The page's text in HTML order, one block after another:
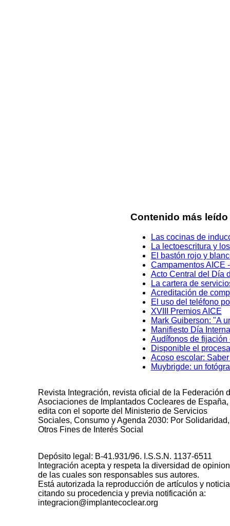
Contenido más leído
Las cocinas de
La lectoescritura y
El bastón rojo y
Campamentos AICE
Acto Central del Día
La cartera de
Acreditación de
El uso del teléfono
XVIII Premios AICE
Mark Guiberson: "A
Manifiesto Día
Audífonos de fijación
Disponible el
Acoso escolar:
Muybrigde: un
Revista Integración, revista oficial de la Federación
Asociaciones de Implantados Cocleares de España,
edita con el soporte del Ministerio de Servicios
Sociales, Consumo y Agenda 2030: Por Solidaridad,
Otros Fines de Interés Social
Depósito legal: B-41.931/96. I.S.S.N. 1137-6511
Integración acepta y respeta la diversidad de
de las cuales son responsables sus autores.
Está autorizada la reproducción de artículos y
citando su procedencia y previa notificación a:
integracion@implantecoclear.org